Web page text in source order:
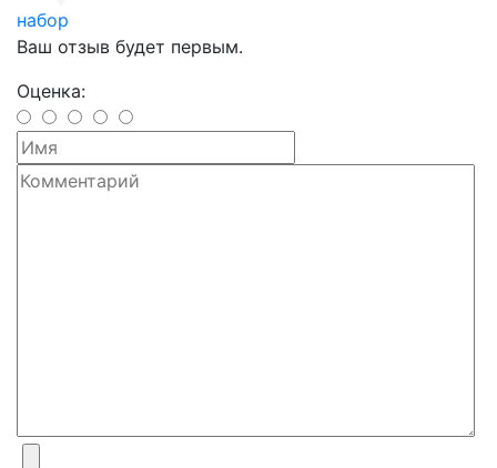
набор
Ваш отзыв будет первым.
Оценка: